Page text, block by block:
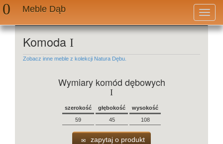
Meble Dąb
Komoda I
Zobacz inne meble z kolekcji Natura Dębu.
Wymiary komód dębowych
I
szerokość głębokość
wysokość
59
45 108
zapytaj o produkt